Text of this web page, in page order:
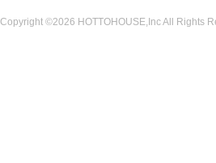
Copyright ©2026 HOTTOHOUSE,Inc All Rights